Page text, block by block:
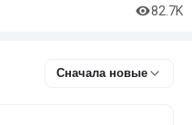
82.7K
Сначала новые